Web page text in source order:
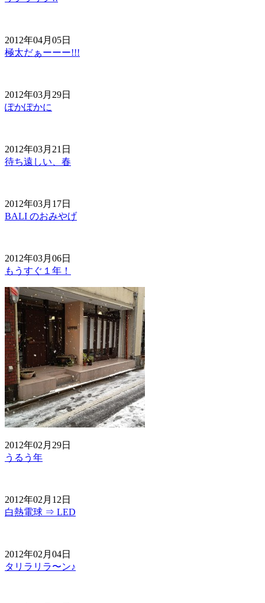
2012年04月05日
極太だぁーーー!!!
2012年03月29日
ぽかぽかに
2012年03月21日
待ち遠しい、春
2012年03月17日
BALI のおみやげ
2012年03月06日
もうすぐ１年！
2012年02月29日
うるう年
2012年02月12日
白熱電球 ⇒ LED
2012年02月04日
タリラリラ〜ン♪